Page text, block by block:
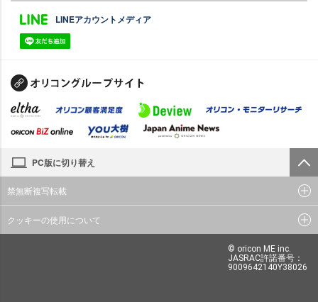
LINEアカウントメディア
PC版に切り替え
禁無断複写転載
クッキーの使用について
© oricon ME inc.
JASRAC許諾番号：
9009642140Y38026